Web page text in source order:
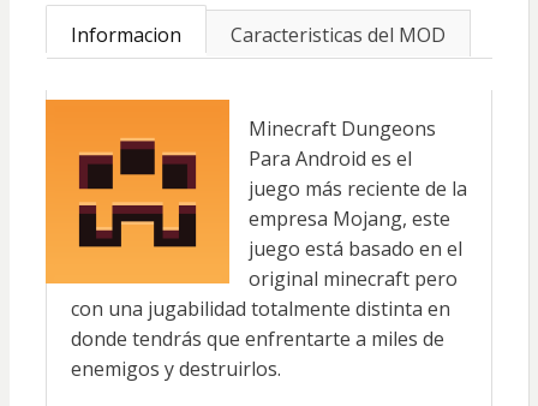
Informacion Caracteristicas del MOD
Minecraft Dungeons
Para Android es el
juego más reciente de la
empresa Mojang, este
juego está basado en el
original minecraft pero
con una jugabilidad totalmente distinta en
donde tendrás que enfrentarte a miles de
enemigos y destruirlos.